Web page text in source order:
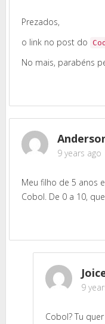
Prezados,
o link no post do
No mais, parabéns
9 years ago
Meu filho de 5 anos
Cobol. De 0 a 10,
9
Cobol? Tu